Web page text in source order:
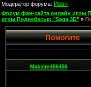
Модератор форума: Иван
Форум фан-сайта онлайн игры
игры Поднебесье: "Saga 3D" »
Помогите
Maksim456456